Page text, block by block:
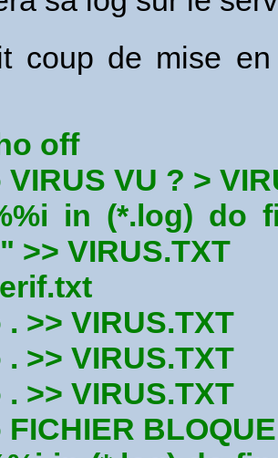
coup de mise
off
VU ? >
in (*.log) do
>> VIRUS.TXT
>> VIRUS.TXT
>> VIRUS.TXT
>> VIRUS.TXT